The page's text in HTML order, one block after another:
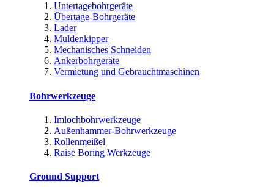
Untertagebohrgeräte
Übertage-Bohrgeräte
Lader
Muldenkipper
Mechanisches Schneiden
Ankerbohrgeräte
Vermietung und Gebrauchtmaschinen
Bohrwerkzeuge
Imlochbohrwerkzeuge
Außenhammer-Bohrwerkzeuge
Rollenmeißel
Raise Boring Werkzeuge
Ground Support